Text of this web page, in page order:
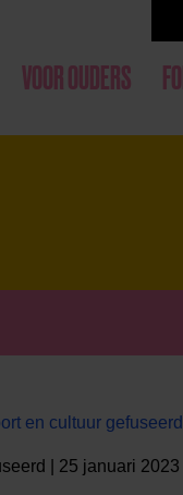
VOOR OUDERS
en cultuur
| 25 januari 2023